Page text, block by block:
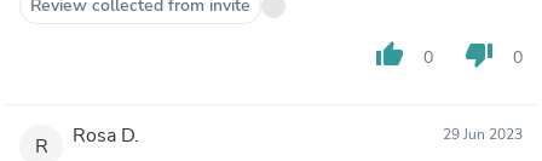
Review collected from invite
thumb_up 0 thumb_down 0
R Rosa D. 29 Jun 2023